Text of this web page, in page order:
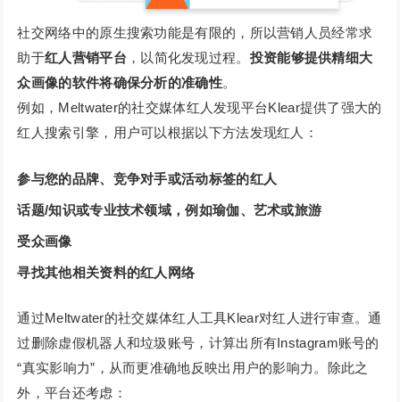
社交网络中的原生搜索功能是有限的，所以营销人员经常求
助于红人营销平台 ，以简化发现过程。 投资能够提供精细大
众画像的软件将确保分析的准确性。
例如，Meltwater的社交媒体红人发现平台Klear提供了强大的
红人搜索引擎，用户可以根据以下方法发现红人：
参与您的品牌、竞争对手或活动标签的红人
话题/知识或专业技术领域，例如瑜伽、艺术或旅游
受众画像
寻找其他相关资料的红人网络
通过Meltwater的社交媒体红人工具Klear对红人进行审查。通
过删除虚假机器人和垃圾账号，计算出所有Instagram账号的
“真实影响力”，从而更准确地反映出用户的影响力。除此之
外，平台还考虑：